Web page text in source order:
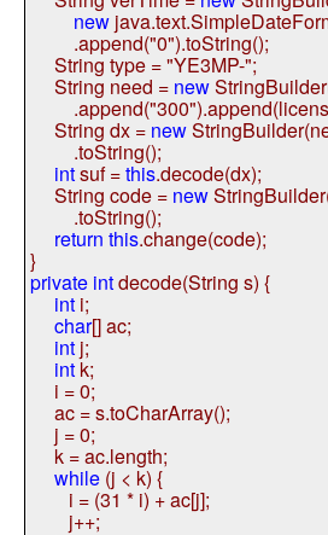
new
.append("0").toString();
String type ="YE3MP-";
String need = new
.append("300"
String dx = new
.toString();
intsuf =this.decode(dx);
String code = new
.toString();
return this.change(code);
}
private intdecode(String s) {
int i;
char[] ac;
int j;
intk;
i = 0;
ac = s.toCharArray();
j = 0;
k = ac.length;
while (j < k) {
i = (31 * i) + ac[j];
j++;